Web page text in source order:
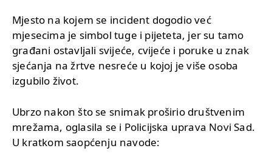
Mjesto na kojem se incident dogodio već
mjesecima je simbol tuge i pijeteta, jer su tamo
građani ostavljali svijeće, cvijeće i poruke u znak
sjećanja na žrtve nesreće u kojoj je više osoba
izgubilo život.
Ubrzo nakon što se snimak proširio društvenim
mrežama, oglasila se i Policijska uprava Novi Sad.
U kratkom saopćenju navode: